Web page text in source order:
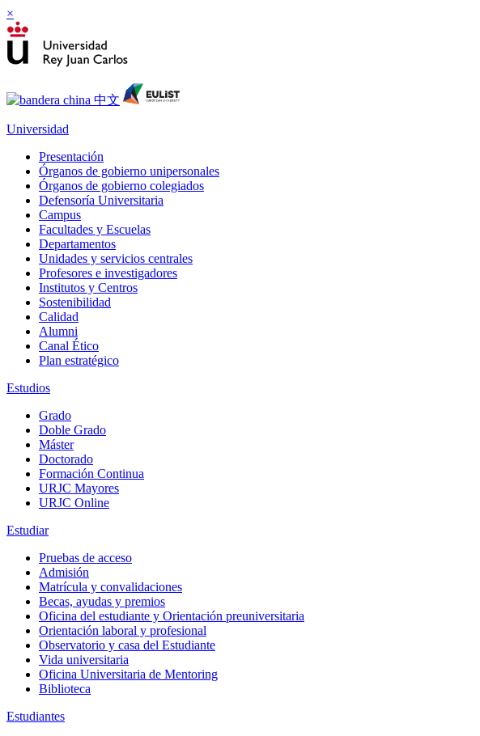
×
Universidad
Presentación
Órganos de gobierno unipersonales
Órganos de gobierno colegiados
Defensoría Universitaria
Campus
Facultades y Escuelas
Departamentos
Unidades y servicios centrales
Profesores e investigadores
Institutos y Centros
Sostenibilidad
Calidad
Alumni
Canal Ético
Plan estratégico
Estudios
Grado
Doble Grado
Máster
Doctorado
Formación Continua
URJC Mayores
URJC Online
Estudiar
Pruebas de acceso
Admisión
Matrícula y convalidaciones
Becas, ayudas y premios
Oficina del estudiante y Orientación preuniversitaria
Orientación laboral y profesional
Observatorio y casa del Estudiante
Vida universitaria
Oficina Universitaria de Mentoring
Biblioteca
Estudiantes